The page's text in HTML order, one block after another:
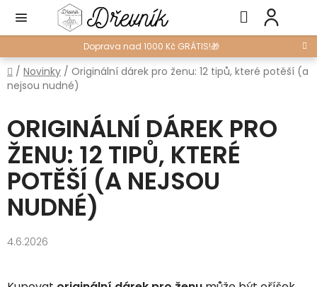
obsah
Doprava nad 1000 Kč GRÁTIS!🎁
Hledat
Domů
/ Novinky / Originální dárek pro ženu: 12 tipů, které potěší (a
nejsou nudné)
ORIGINÁLNÍ DÁREK PRO
ŽENU: 12 TIPŮ, KTERÉ
POTĚŠÍ (A NEJSOU
NUDNÉ)
4.6.2026